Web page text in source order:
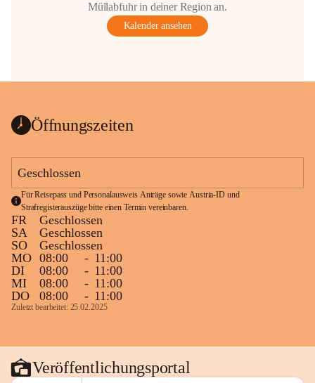
Müllabfuhr in deiner Region an.
Kalender ansehen
Öffnungszeiten
Geschlossen
Für Reisepass und Personalausweis Anträge sowie Austria-ID und
Strafregisterauszüge bitte einen Termin vereinbaren.
FR
Geschlossen
SA
Geschlossen
SO
Geschlossen
MO 08:00 - 11:00
DI
08:00 - 11:00
MI
08:00 - 11:00
DO
08:00 - 11:00
Zuletzt bearbeitet: 25.02.2025
Veröffentlichungsportal